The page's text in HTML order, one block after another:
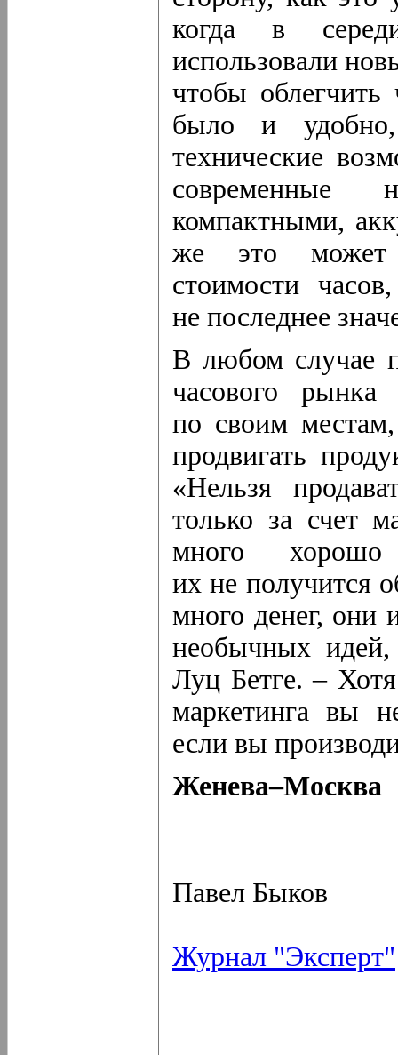
когда в
использовали
чтобы
было и
технические
современные
компактными,
же это может
стоимости
не последнее
В любом случае
часового рынка
по своим местам,
продвигать
«Нельзя
только за счет
много хорошо
их не получится
много денег, они
необычных
Луц Бетге. –
маркетинга вы
если вы
Женева–Москва
Павел Быков
Журнал "Эксперт"